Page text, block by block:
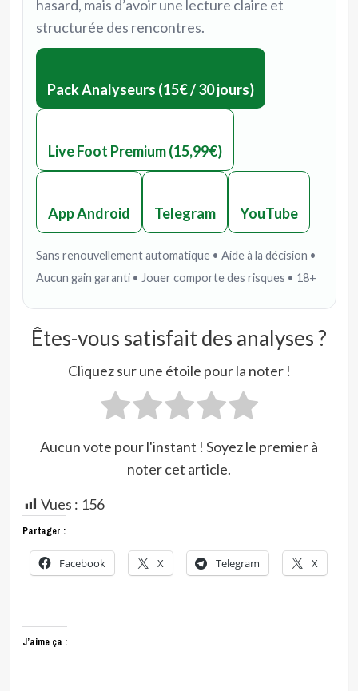
hasard, mais d’avoir une lecture claire et
structurée des rencontres.
Pack Analyseurs (15€ / 30 jours)
Live Foot Premium (15,99€)
App Android Telegram YouTube
Sans renouvellement automatique • Aide à la décision •
Aucun gain garanti • Jouer comporte des risques • 18+
Êtes-vous satisfait des analyses ?
Cliquez sur une étoile pour la noter !
Aucun vote pour l'instant ! Soyez le premier à
noter cet article.
Vues : 156
Partager :
Facebook X Telegram X
J’aime ça :